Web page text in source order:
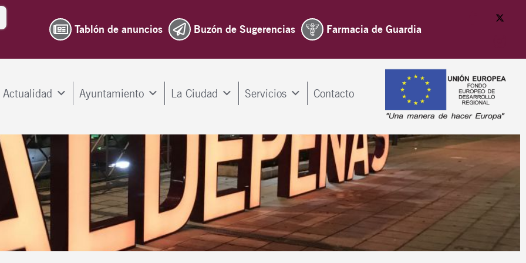
Tablón de anuncios Buzón de Sugerencias Farmacia de Guardia
Actualidad Ayuntamiento La Ciudad Servicios Contacto